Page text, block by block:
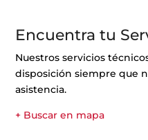
Encuentra tu
Nuestros servicios
disposición siempre que
asistencia.
+ Buscar en mapa